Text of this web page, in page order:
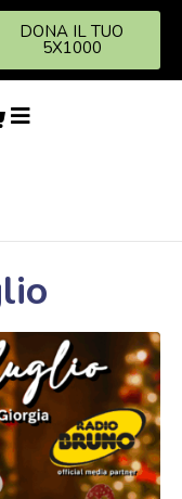
DONA IL TUO
5X1000